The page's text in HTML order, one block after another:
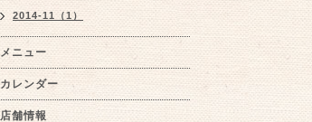
2014-11（1）
メニュー
カレンダー
店舗情報